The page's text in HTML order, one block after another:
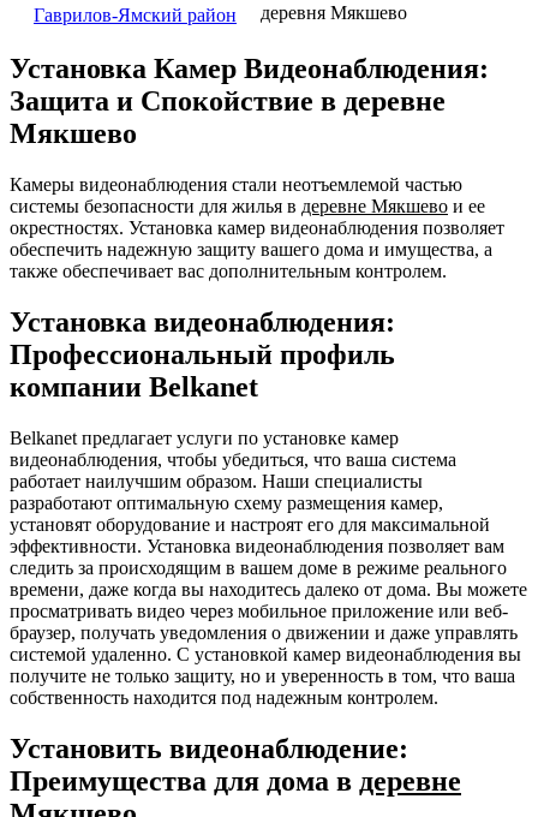
Гаврилов-Ямский район
деревня Мякшево
Установка Камер Видеонаблюдения:
Защита и Спокойствие в деревне
Мякшево
Камеры видеонаблюдения стали неотъемлемой частью
системы безопасности для жилья в деревне Мякшево и ее
окрестностях. Установка камер видеонаблюдения позволяет
обеспечить надежную защиту вашего дома и имущества, а
также обеспечивает вас дополнительным контролем.
Установка видеонаблюдения:
Профессиональный профиль
компании Belkanet
Belkanet предлагает услуги по установке камер
видеонаблюдения, чтобы убедиться, что ваша система
работает наилучшим образом. Наши специалисты
разработают оптимальную схему размещения камер,
установят оборудование и настроят его для максимальной
эффективности. Установка видеонаблюдения позволяет вам
следить за происходящим в вашем доме в режиме реального
времени, даже когда вы находитесь далеко от дома. Вы можете
просматривать видео через мобильное приложение или веб-
браузер, получать уведомления о движении и даже управлять
системой удаленно. С установкой камер видеонаблюдения вы
получите не только защиту, но и уверенность в том, что ваша
собственность находится под надежным контролем.
Установить видеонаблюдение:
Преимущества для дома в деревне